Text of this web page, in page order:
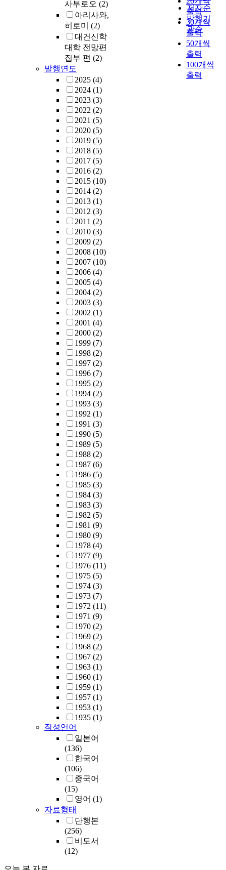
사부로오 (2)
아리사와,
히로미 (2)
대건신학
대학 전망편
집부 편 (2)
발행연도
2025 (4)
2024 (1)
2023 (3)
2022 (2)
2021 (5)
2020 (5)
2019 (5)
2018 (5)
2017 (5)
2016 (2)
2015 (10)
2014 (2)
2013 (1)
2012 (3)
2011 (2)
2010 (3)
2009 (2)
2008 (10)
2007 (10)
2006 (4)
2005 (4)
2004 (2)
2003 (3)
2002 (1)
2001 (4)
2000 (2)
1999 (7)
1998 (2)
1997 (2)
1996 (7)
1995 (2)
1994 (2)
1993 (3)
1992 (1)
1991 (3)
1990 (5)
1989 (5)
1988 (2)
1987 (6)
1986 (5)
1985 (3)
1984 (3)
1983 (3)
1982 (5)
1981 (9)
1980 (9)
1978 (4)
1977 (9)
1976 (11)
1975 (5)
1974 (3)
1973 (7)
1972 (11)
1971 (9)
1970 (2)
1969 (2)
1968 (2)
1967 (2)
1963 (1)
1960 (1)
1959 (1)
1957 (1)
1953 (1)
1935 (1)
작성언어
일본어
(136)
한국어
(106)
중국어
(15)
영어 (1)
자료형태
단행본
(256)
비도서
(12)
저자순
발행기
관순
출력
30개씩
출력
50개씩
출력
100개씩
출력